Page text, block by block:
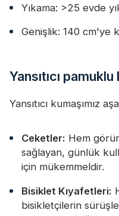
Yıkama: >25 evde
Genişlik: 140 cm'ye
Yansıtıcı
Yansıtıcı kumaşımız
Ceketler: Hem
sağlayan, günlük
için mükemmeldir.
Bisiklet Kıyafetleri:
bisikletçilerin